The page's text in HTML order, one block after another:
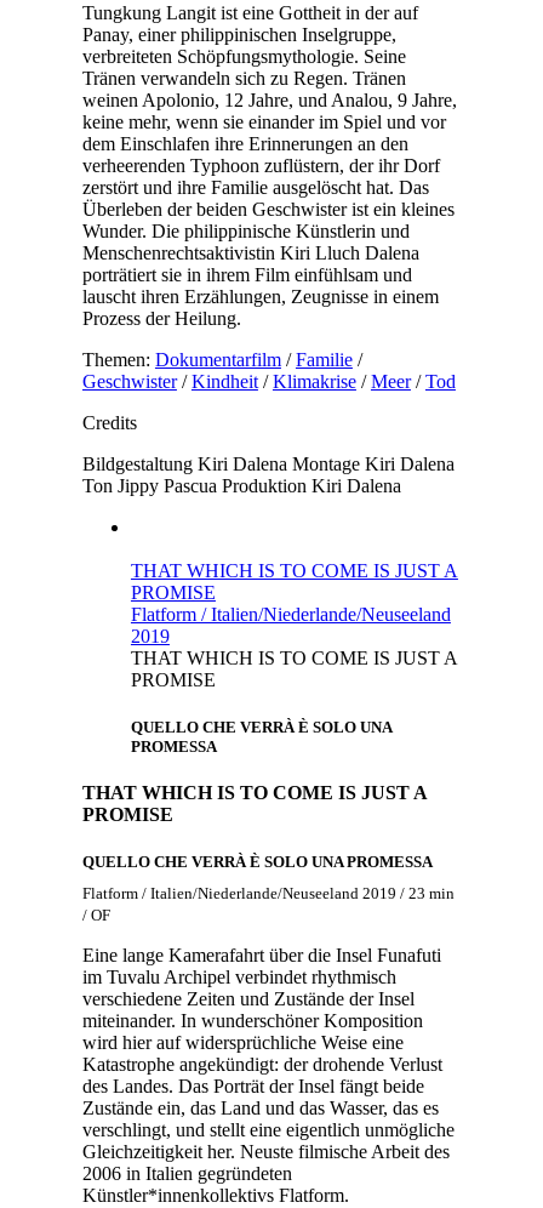
Tungkung Langit ist eine Gottheit in der auf
Panay, einer philippinischen Inselgruppe,
verbreiteten Schöpfungsmythologie. Seine
Tränen verwandeln sich zu Regen. Tränen
weinen Apolonio, 12 Jahre, und Analou, 9 Jahre,
keine mehr, wenn sie einander im Spiel und vor
dem Einschlafen ihre Erinnerungen an den
verheerenden Typhoon zuflüstern, der ihr Dorf
zerstört und ihre Familie ausgelöscht hat. Das
Überleben der beiden Geschwister ist ein kleines
Wunder. Die philippinische Künstlerin und
Menschenrechtsaktivistin Kiri Lluch Dalena
porträtiert sie in ihrem Film einfühlsam und
lauscht ihren Erzählungen, Zeugnisse in einem
Prozess der Heilung.
Themen: Dokumentarfilm/Familie/
Geschwister/Kindheit/Klimakrise/Meer/Tod
Credits
Bildgestaltung Kiri Dalena Montage Kiri Dalena
Ton Jippy Pascua Produktion Kiri Dalena
THAT WHICH IS TO COME IS JUST A
PROMISE
Flatform / Italien/Niederlande/Neuseeland
2019
THAT WHICH IS TO COME IS JUST A
PROMISE
QUELLO CHE VERRÀ È SOLO UNA
PROMESSA
THAT WHICH IS TO COME IS JUST A
PROMISE
QUELLO CHE VERRÀ È SOLO UNA PROMESSA
Flatform / Italien/Niederlande/Neuseeland 2019 / 23 min
/ OF
Eine lange Kamerafahrt über die Insel Funafuti
im Tuvalu Archipel verbindet rhythmisch
verschiedene Zeiten und Zustände der Insel
miteinander. In wunderschöner Komposition
wird hier auf widersprüchliche Weise eine
Katastrophe angekündigt: der drohende Verlust
des Landes. Das Porträt der Insel fängt beide
Zustände ein, das Land und das Wasser, das es
verschlingt, und stellt eine eigentlich unmögliche
Gleichzeitigkeit her. Neuste filmische Arbeit des
2006 in Italien gegründeten
Künstler*innenkollektivs Flatform.